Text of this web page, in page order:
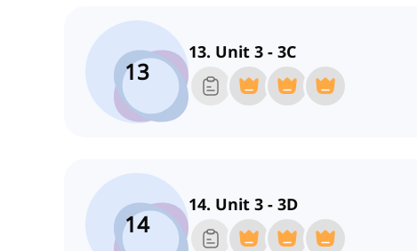
13
13. Unit 3 - 3C
14
14. Unit 3 - 3D